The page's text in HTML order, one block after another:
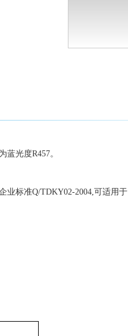
光度R457。
业标准Q/TDKY02-2004,可适用于